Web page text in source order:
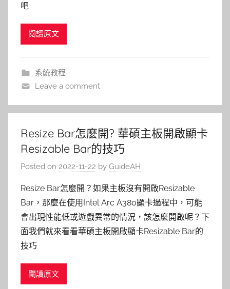
吧
閱讀原文
系統教程
Leave a comment
Resize Bar怎麼開? 華碩主板開啟顯卡
Resizable Bar的技巧
Posted on 2022-11-22 by GuideAH
Resize Bar怎麼開？如果主板沒有開啟Resizable
Bar，那麼在使用Intel Arc A380顯卡過程中，可能
會出現性能低或遊戲異常的情況，該怎麼開啟呢？下
面我們就來看看華碩主板開啟顯卡Resizable Bar的
技巧
閱讀原文